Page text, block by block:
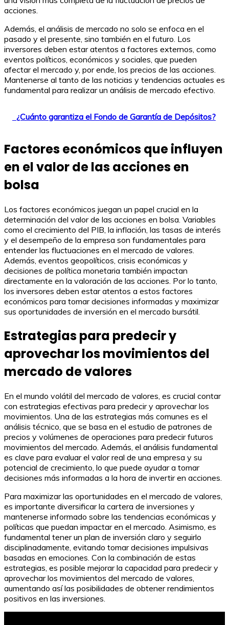
acciones.
Además, el análisis de mercado no solo se enfoca en el
pasado y el presente, sino también en el futuro. Los
inversores deben estar atentos a factores externos, como
eventos políticos, económicos y sociales, que pueden
afectar el mercado y, por ende, los precios de las acciones.
Mantenerse al tanto de las noticias y tendencias actuales es
fundamental para realizar un análisis de mercado efectivo.
¿Cuánto garantiza el Fondo de Garantía de Depósitos?
Factores económicos que influyen
en el valor de las acciones en
bolsa
Los factores económicos juegan un papel crucial en la
determinación del valor de las acciones en bolsa. Variables
como el crecimiento del PIB, la inflación, las tasas de interés
y el desempeño de la empresa son fundamentales para
entender las fluctuaciones en el mercado de valores.
Además, eventos geopolíticos, crisis económicas y
decisiones de política monetaria también impactan
directamente en la valoración de las acciones. Por lo tanto,
los inversores deben estar atentos a estos factores
económicos para tomar decisiones informadas y maximizar
sus oportunidades de inversión en el mercado bursátil.
Estrategias para predecir y
aprovechar los movimientos del
mercado de valores
En el mundo volátil del mercado de valores, es crucial contar
con estrategias efectivas para predecir y aprovechar los
movimientos. Una de las estrategias más comunes es el
análisis técnico, que se basa en el estudio de patrones de
precios y volúmenes de operaciones para predecir futuros
movimientos del mercado. Además, el análisis fundamental
es clave para evaluar el valor real de una empresa y su
potencial de crecimiento, lo que puede ayudar a tomar
decisiones más informadas a la hora de invertir en acciones.
Para maximizar las oportunidades en el mercado de valores,
es importante diversificar la cartera de inversiones y
mantenerse informado sobre las tendencias económicas y
políticas que puedan impactar en el mercado. Asimismo, es
fundamental tener un plan de inversión claro y seguirlo
disciplinadamente, evitando tomar decisiones impulsivas
basadas en emociones. Con la combinación de estas
estrategias, es posible mejorar la capacidad para predecir y
aprovechar los movimientos del mercado de valores,
aumentando así las posibilidades de obtener rendimientos
positivos en las inversiones.